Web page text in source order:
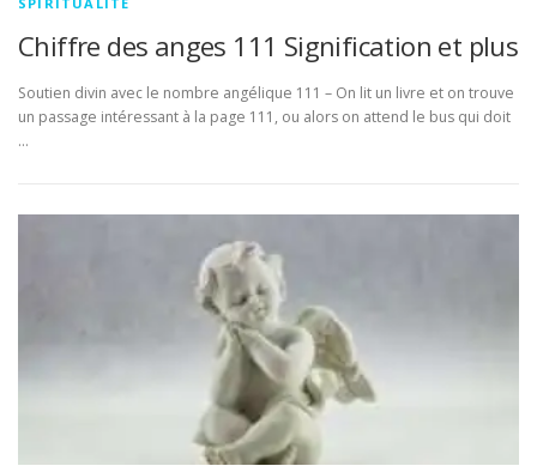
Chiffre des anges 111 Signification et plus
Soutien divin avec le nombre angélique 111 – On lit un livre et on trouve
un passage intéressant à la page 111, ou alors on attend le bus qui doit
…